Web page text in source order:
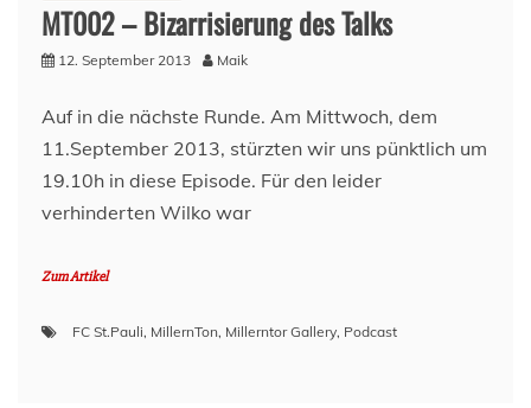
MT002 – Bizarrisierung des Talks
12. September 2013 Maik
Auf in die nächste Runde. Am Mittwoch, dem
11.September 2013, stürzten wir uns pünktlich um
19.10h in diese Episode. Für den leider
verhinderten Wilko war
Zum Artikel
FC St.Pauli, MillernTon, Millerntor Gallery, Podcast